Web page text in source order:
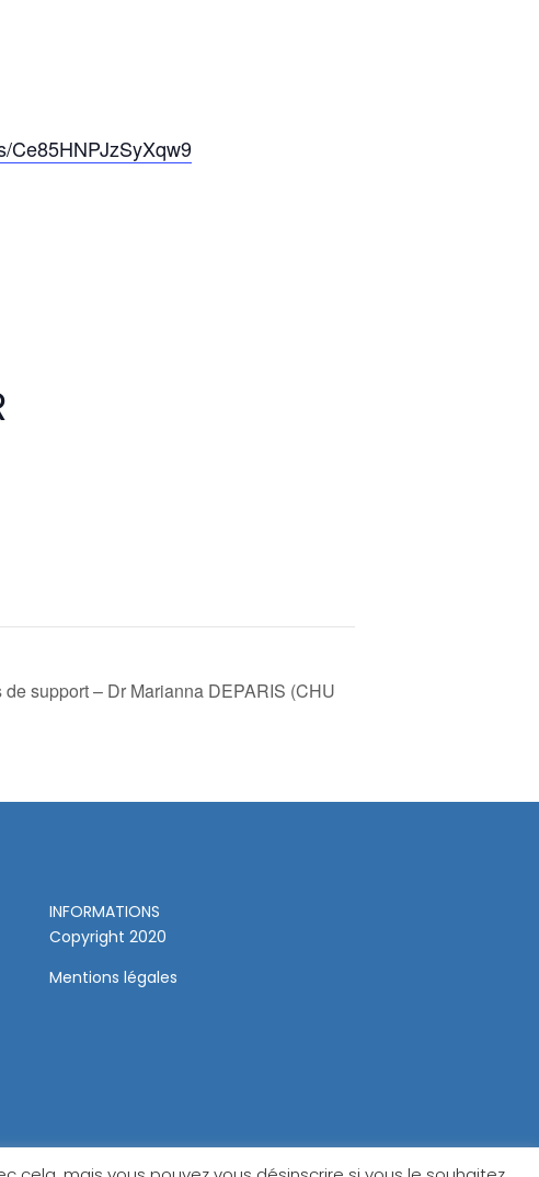
Ce85HNPJzSyXqw9
support – Dr Marianna DEPARIS (CHU
INFORMATIONS
Copyright 2020
Mentions légales